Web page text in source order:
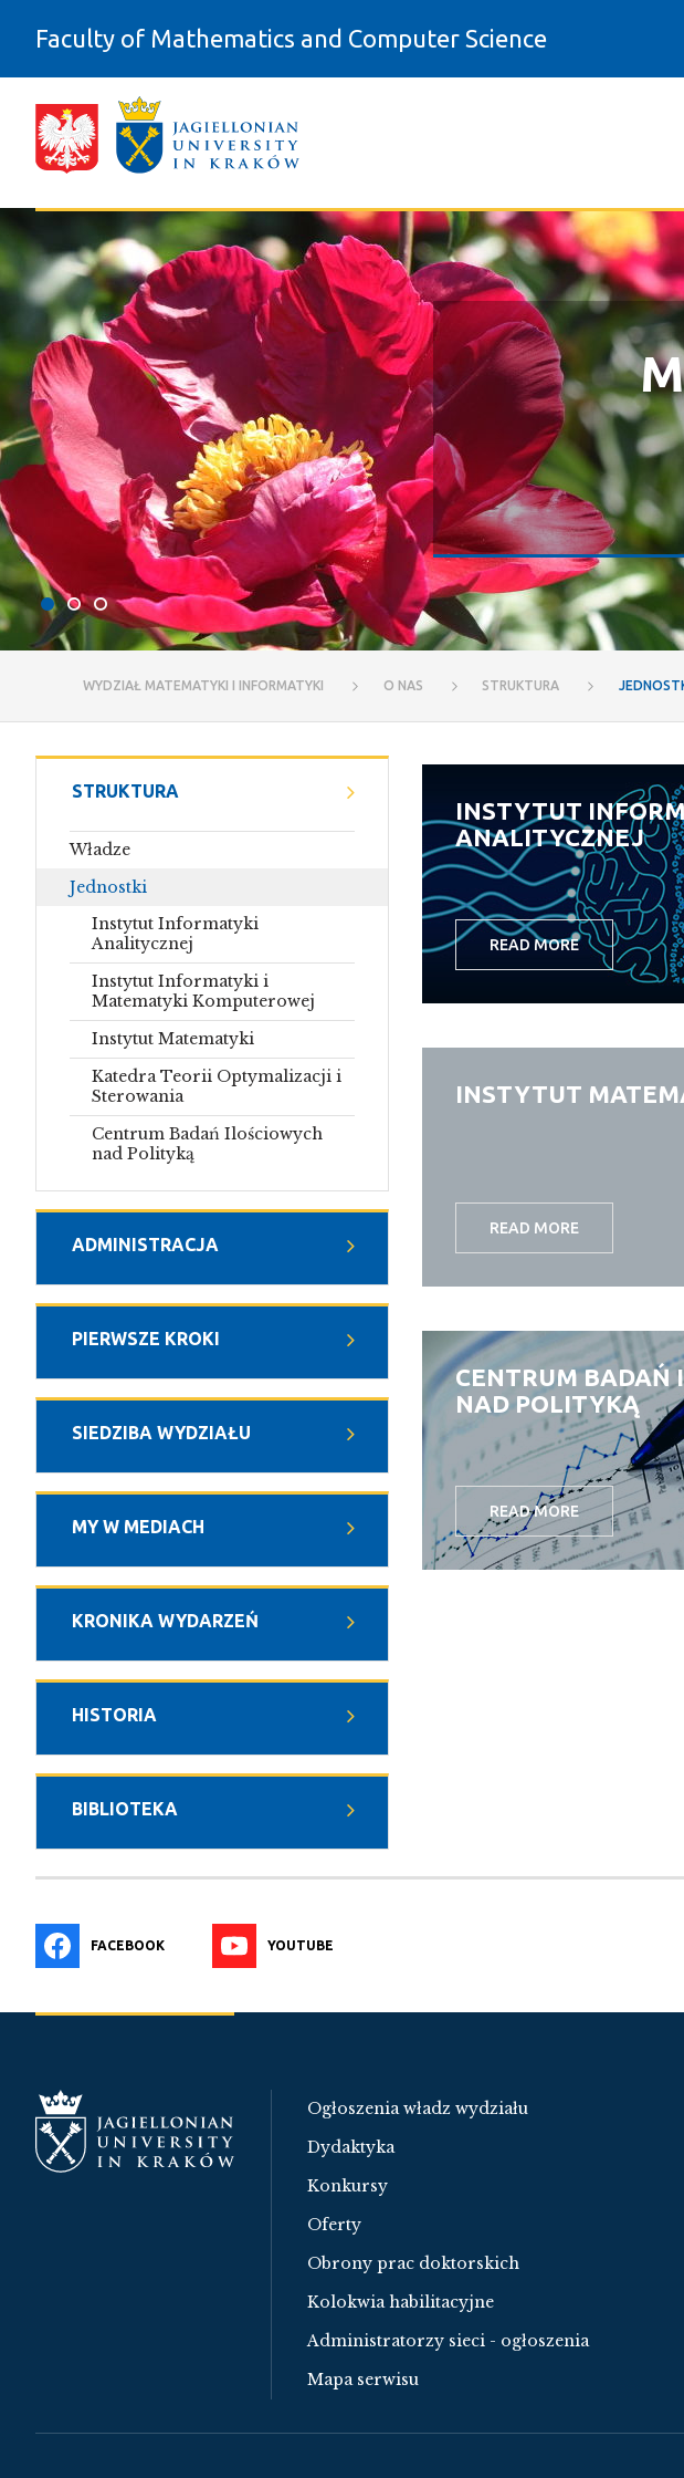
Faculty of Mathematics and Computer Science
Jednostki - Wydział Matematyki i Informatyki
WYDZIAŁ MATEMATYKI I INFORMATYKI O NAS STRUKTURA
STRUKTURA
Władze
Jednostki
Instytut Informatyki
Analitycznej
Instytut Informatyki i
Matematyki Komputerowej
Instytut Matematyki
Katedra Teorii Optymalizacji i
Sterowania
Centrum Badań Ilościowych
nad Polityką
ADMINISTRACJA
PIERWSZE KROKI
SIEDZIBA WYDZIAŁU
MY W MEDIACH
KRONIKA WYDARZEŃ
HISTORIA
BIBLIOTEKA
INSTYTUT
ANALITYCZNEJ
READ MORE
INSTYTUT
READ MORE
CENTRUM BADAŃ
NAD POLITYKĄ
READ MORE
FACEBOOK YOUTUBE
Ogłoszenia władz wydziału
Dydaktyka
Konkursy
Oferty
Obrony prac doktorskich
Kolokwia habilitacyjne
Administratorzy sieci - ogłoszenia
Mapa serwisu